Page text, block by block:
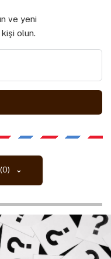
ve yeni
olun.